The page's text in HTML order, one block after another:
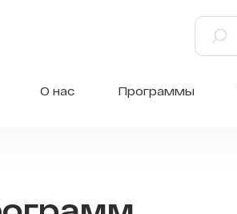
О нас Программы